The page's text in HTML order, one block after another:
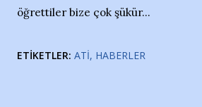
öğrettiler bize çok şükür...
ETIKETLER: ATI HABERLER